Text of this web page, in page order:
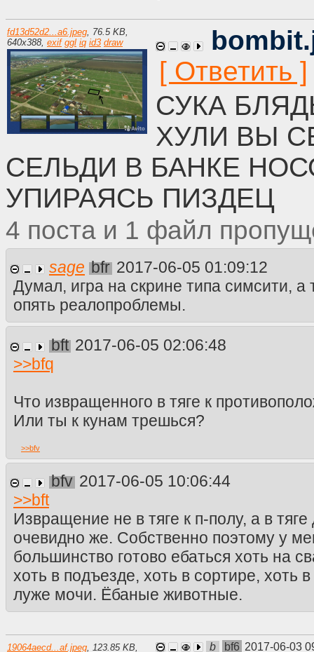
fd13d52d2...a6.jpeg 76.5 KB
640x388 exif ggl iq id3 draw
СУКА
ХУЛИ ВЫ
СЕЛЬДИ В БАНКЕ
УПИРАЯСЬ ПИЗДЕЦ
4 1
sage bfr 2017-06-05 01:09:12
Думал, игра на скрине типа симсити, а
опять реалопроблемы.
bft 2017-06-05 02:06:48
>>bfq
Что извращенного в тяге к
Или ты к кунам трешься?
>>bfv
bfv 2017-06-05 10:06:44
>>bft
Извращение не в тяге к п-полу, а в
очевидно же. Собственно поэтому у
большинство готово ебаться хоть на
хоть в подъезде, хоть в сортире, хоть
луже мочи. Ёбаные животные.
19064aecd...af.jpeg, 123.85 KB, b bf6 2017-06-03